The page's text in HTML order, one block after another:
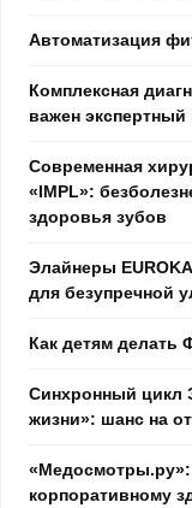
Автоматизация
Комплексная
важен экспертный
Современная
«IMPL»:
здоровья зубов
Элайнеры
для безупречной
Как детям делать
Синхронный цикл
жизни»: шанс на
корпоративному